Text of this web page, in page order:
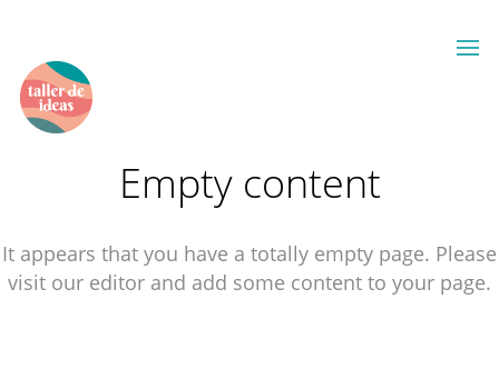
Empty content
It appears that you have a totally empty page. Please
visit our editor and add some content to your page.